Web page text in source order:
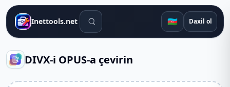
Inettools.net Axtarış alətləri 🇦🇿 Daxil ol
DIVX-i OPUS-a çevirin